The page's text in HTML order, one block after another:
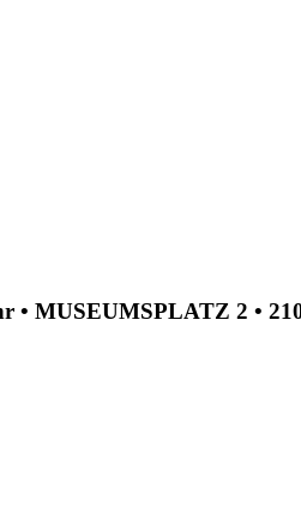
• MUSEUMSPLATZ 2 •